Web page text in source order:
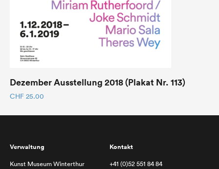
Dezember Ausstellung 2018 (Plakat Nr. 113)
CHF 25.00
Verwaltung
Kunst Museum Winterthur
Kontakt
+41 (0)52 551 84 84